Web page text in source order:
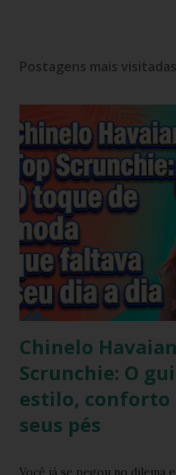
Postagens mais visitadas
Chinelo
Scrunchie: O
estilo, conforto
seus pés
Você já se pegou no dilema